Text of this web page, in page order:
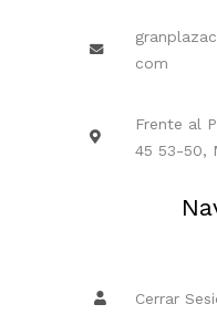
com
Frente al
45 53-50,
Cerrar